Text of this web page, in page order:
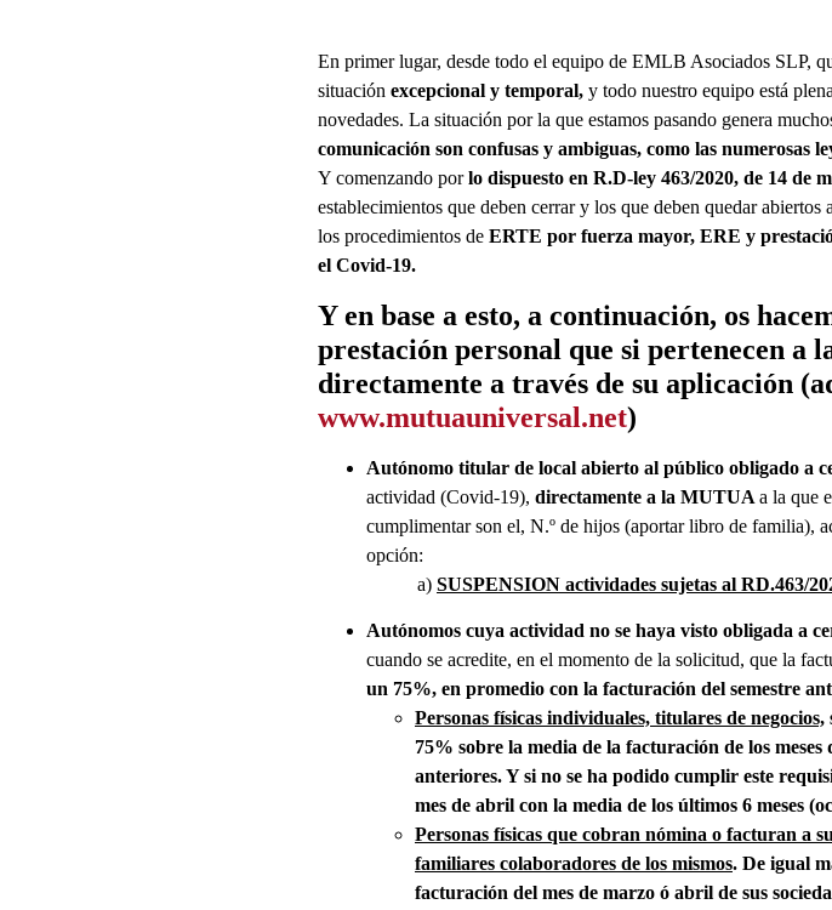
En primer lugar, desde todo el equipo de EMLB Asociados SLP,
situación excepcional y temporal, y todo nuestro equipo está
novedades. La situación por la que estamos pasando genera
comunicación son confusas y ambiguas, como las numerosas
Y comenzando porlo dispuesto en R.D-ley 463/2020, de 14 de
establecimientos que deben cerrar y los que deben quedar abiertos
los procedimientos de ERTE por fuerza mayor, ERE y
el Covid-19.
Y en base a esto, a continuación, os
prestación personal que si pertenecen
directamente a través de su aplicación
www.mutuauniversal.net)
Autónomo titular de local abierto al público obligado a
actividad (Covid-19), directamente a la MUTUA a la que
cumplimentar son el, N.º de hijos (aportar libro de familia),
opción:
a) SUSPENSION actividades sujetas al RD.463/
Autónomos cuya actividad no se haya visto obligada a
cuando se acredite, en el momento de la solicitud, que la
un 75%, en promedio con la facturación del semestre
Personas físicas individuales, titulares de negocios,
75% sobre la media de la facturación de los meses
anteriores. Y si no se ha podido cumplir este
mes de abril con la media de los últimos 6 meses
Personas físicas que cobran nómina o facturan a
familiares colaboradores de los mismos. De igual
facturación del mes de marzo ó abril de sus